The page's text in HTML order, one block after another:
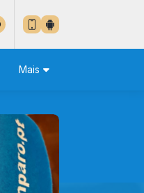
Mais